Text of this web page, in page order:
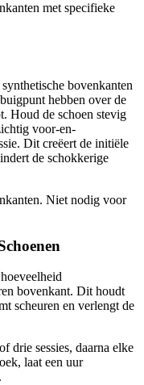
met specifieke
bovenkanten
hebben over de
Houd de schoen stevig
voor-en-
Dit creëert de initiële
de schokkerige
Niet nodig voor
bovenkant. Dit houdt
scheuren en verlengt de
drie sessies, daarna elke
laat een uur